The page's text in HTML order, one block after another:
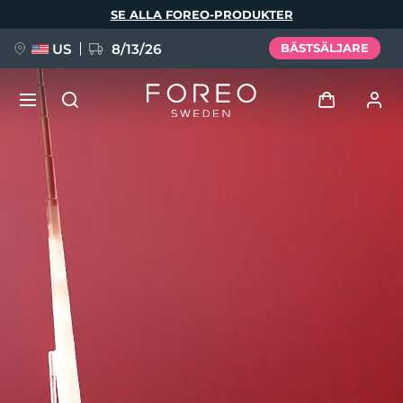
SE ALLA FOREO-PRODUKTER
US 8/13/26 BÄSTSÄLJARE
NYHET
FAQ™ Pure Beauty-Tech Elixir
BREAKING NEWS
issa™ Teeth Whitening Set
Språk
English
Français
Polski
Türkçe